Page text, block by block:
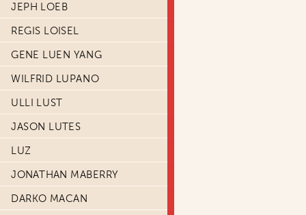
JEPH LOEB
REGIS LOISEL
GENE LUEN YANG
WILFRID LUPANO
ULLI LUST
JASON LUTES
LUZ
JONATHAN MABERRY
DARKO MACAN